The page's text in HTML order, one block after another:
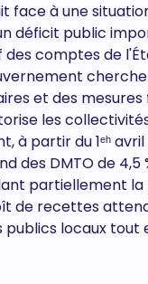
face à une
déficit public
comptes de
et des
les
à partir du 1ᵉʰ
des DMTO de
partiellement
de recettes
locaux